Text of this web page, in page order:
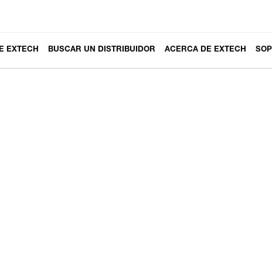
EXTECH BUSCAR UN DISTRIBUIDOR ACERCA DE EXTECH